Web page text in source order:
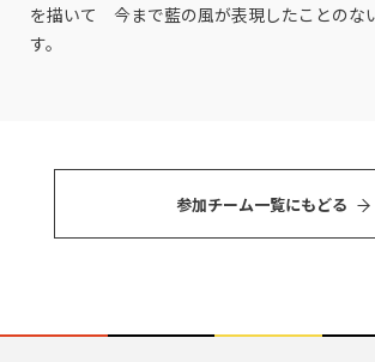
を描いて 今まで藍の風が表現したことの
す。
参加チーム⼀覧にもどる